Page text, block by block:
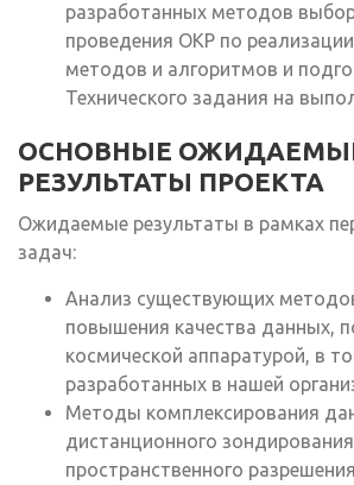
разработанных методов
проведения ОКР по
методов и алгоритмов и
Технического задания на
ОСНОВНЫЕ
РЕЗУЛЬТАТЫ ПРОЕКТА
Ожидаемые результаты в рамках
задач:
Анализ существующих
повышения качества данных,
космической аппаратурой, в
разработанных в нашей
Методы комплексирования
дистанционного
пространственного